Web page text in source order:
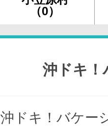
（0）
沖ドキ！バケ
沖ドキ！バケー